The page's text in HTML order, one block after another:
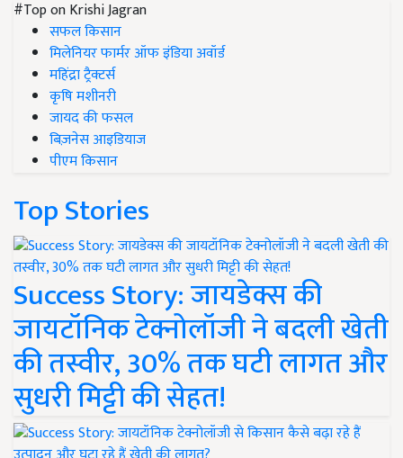
#Top on Krishi Jagran
सफल किसान
मिलेनियर फार्मर ऑफ इंडिया अवॉर्ड
महिंद्रा ट्रैक्टर्स
कृषि मशीनरी
जायद की फसल
बिज़नेस आइडियाज
पीएम किसान
Top Stories
Success Story: जायडेक्स की
जायटॉनिक टेक्नोलॉजी ने बदली खेती
की तस्वीर, 30% तक घटी लागत और
सुधरी मिट्टी की सेहत!